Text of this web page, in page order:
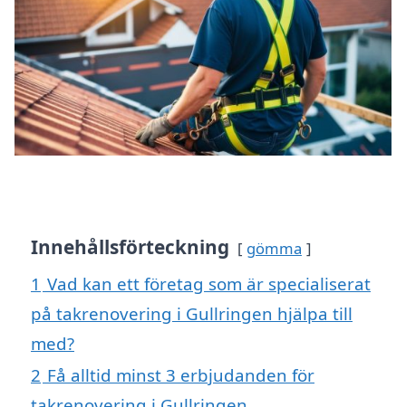
Innehållsförteckning gömma
1 Vad kan ett företag som är specialiserat
på takrenovering i Gullringen hjälpa till
med?
2 Få alltid minst 3 erbjudanden för